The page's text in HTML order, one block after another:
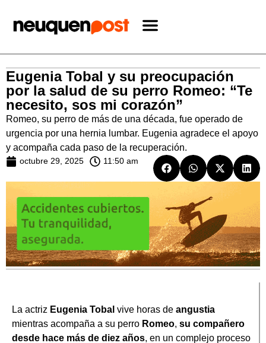
Eugenia Tobal y su preocupación
por la salud de su perro Romeo: “Te
necesito, sos mi corazón”
Romeo, su perro de más de una década, fue operado de
urgencia por una hernia lumbar. Eugenia agradece el apoyo
y acompaña cada paso de la recuperación.
octubre 29, 2025 11:50 am
La actriz Eugenia Tobal vive horas de angustia
mientras acompaña a su perro Romeo, su compañero
desde hace más de diez años, en un complejo proceso